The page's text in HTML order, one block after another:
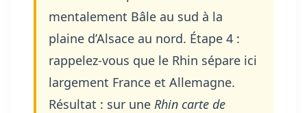
mentalement Bâle au sud à la
plaine d’Alsace au nord. Étape 4 :
rappelez-vous que le Rhin sépare ici
largement France et Allemagne.
Résultat : sur une Rhin carte de